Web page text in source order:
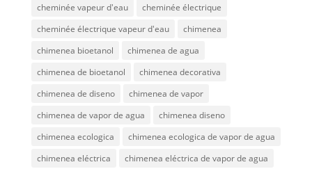
cheminée vapeur d'eau
cheminée électrique
cheminée électrique vapeur d'eau
chimenea
chimenea bioetanol
chimenea de agua
chimenea de bioetanol
chimenea decorativa
chimenea de diseno
chimenea de vapor
chimenea de vapor de agua
chimenea diseno
chimenea ecologica
chimenea ecologica de vapor de agua
chimenea eléctrica
chimenea eléctrica de vapor de agua